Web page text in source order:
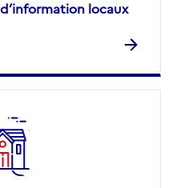
locaux